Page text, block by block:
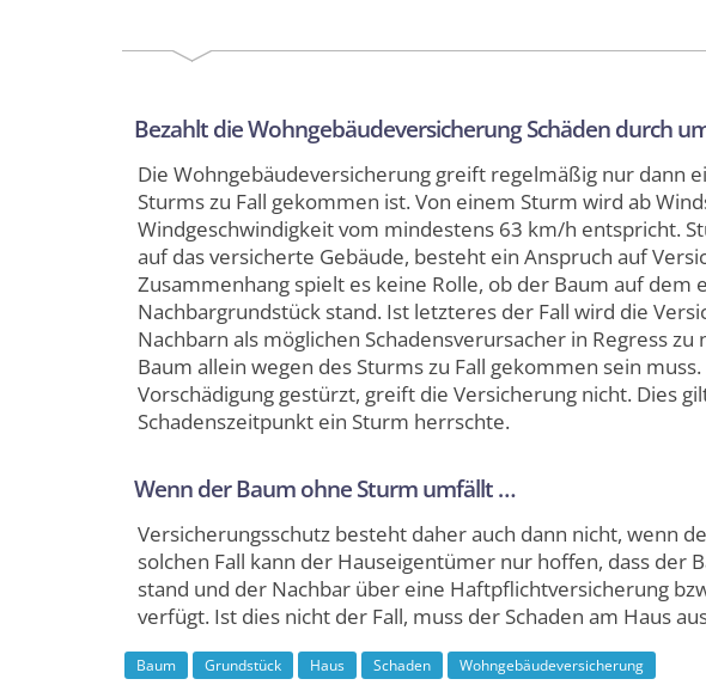
Bezahlt die Wohngebäudeversicherung Schäden durch
Die Wohngebäudeversicherung greift regelmäßig nur dann
Sturms zu Fall gekommen ist. Von einem Sturm wird ab
Windgeschwindigkeit vom mindestens 63 km/h entspricht.
auf das versicherte Gebäude, besteht ein Anspruch auf
Zusammenhang spielt es keine Rolle, ob der Baum auf dem
Nachbargrundstück stand. Ist letzteres der Fall wird die
Nachbarn als möglichen Schadensverursacher in Regress
Baum allein wegen des Sturms zu Fall gekommen sein
Vorschädigung gestürzt, greift die Versicherung nicht. Dies
Schadenszeitpunkt ein Sturm herrschte.
Wenn der Baum ohne Sturm umfällt …
Versicherungsschutz besteht daher auch dann nicht, wenn
solchen Fall kann der Hauseigentümer nur hoffen, dass der
stand und der Nachbar über eine Haftpflichtversicherung
verfügt. Ist dies nicht der Fall, muss der Schaden am Haus
Baum Grundstück Haus Schaden Wohngebäudeversicherung